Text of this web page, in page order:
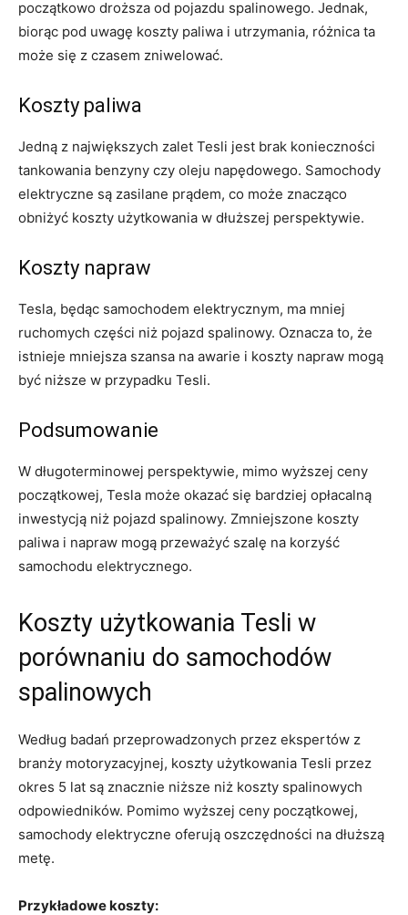
początkowo droższa od pojazdu spalinowego.‍ Jednak,
biorąc pod uwagę koszty paliwa i utrzymania, różnica ta
może się z czasem zniwelować.
Koszty paliwa
Jedną z największych zalet Tesli jest brak konieczności
‌tankowania benzyny ‌czy oleju napędowego. Samochody
elektryczne są zasilane prądem, co ⁢może ‍znacząco
obniżyć koszty​ użytkowania⁣ w‍ dłuższej perspektywie.
Koszty napraw
Tesla, będąc samochodem elektrycznym, ma mniej
ruchomych ‌części niż pojazd spalinowy. Oznacza to, że
istnieje mniejsza szansa na ‍awarie ⁤i koszty napraw mogą
być niższe w przypadku Tesli.
Podsumowanie
W długoterminowej perspektywie, mimo wyższej ⁤ceny
początkowej, Tesla może okazać się bardziej opłacalną
inwestycją niż ⁢pojazd spalinowy.⁤ Zmniejszone koszty
paliwa i napraw mogą przeważyć szalę na korzyść
samochodu elektrycznego.
Koszty użytkowania Tesli ​w
porównaniu do samochodów
spalinowych
Według badań przeprowadzonych przez ekspertów z
branży motoryzacyjnej, koszty użytkowania Tesli przez
okres 5‌ lat są znacznie niższe ⁤niż koszty spalinowych
odpowiedników. Pomimo wyższej ceny początkowej,
samochody elektryczne oferują oszczędności⁢ na dłuższą
metę.
Przykładowe koszty: